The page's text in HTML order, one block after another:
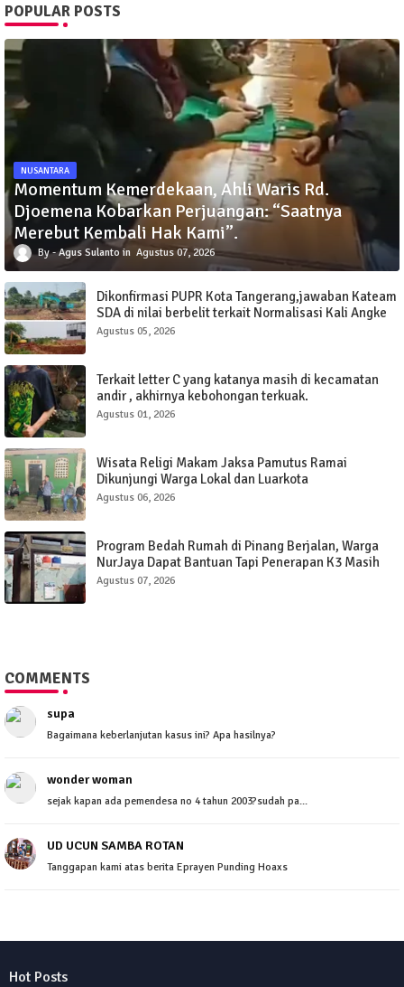
POPULAR POSTS
NUSANTARA
Momentum Kemerdekaan, Ahli Waris Rd.
Djoemena Kobarkan Perjuangan: “Saatnya
Merebut Kembali Hak Kami”.
Agus Sulanto Agustus 07, 2026
Dikonfirmasi PUPR Kota Tangerang,jawaban Kateam
SDA di nilai berbelit terkait Normalisasi Kali Angke
Sudimara Pinang.
Agustus 05, 2026
Terkait letter C yang katanya masih di kecamatan
andir , akhirnya kebohongan terkuak.
Agustus 01, 2026
Wisata Religi Makam Jaksa Pamutus Ramai
Dikunjungi Warga Lokal dan Luarkota
Agustus 06, 2026
Program Bedah Rumah di Pinang Berjalan, Warga
NurJaya Dapat Bantuan Tapi Penerapan K3 Masih
Perlu Evaluasi.
Agustus 07, 2026
COMMENTS
supa
Bagaimana keberlanjutan kasus ini? Apa hasilnya?
wonder woman
sejak kapan ada pemendesa no 4 tahun 2003?sudah pa...
UD UCUN SAMBA ROTAN
Tanggapan kami atas berita Eprayen Punding Hoaxs
Hot Posts